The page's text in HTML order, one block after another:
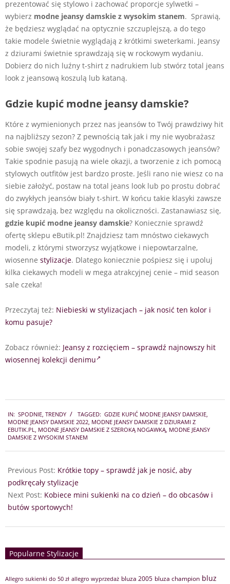
prezentować się stylowo i zachować proporcje sylwetki –
wybierz modne jeansy damskie z wysokim stanem. Sprawią,
że będziesz wyglądać na optycznie szczuplejszą, a do tego
takie modele świetnie wyglądają z krótkimi sweterkami. Jeansy
z dziurami świetnie sprawdzają się w rockowym wydaniu.
Dobierz do nich luźny t-shirt z nadrukiem lub stwórz total jeans
look z jeansową koszulą lub kataną.
Gdzie kupić modne jeansy damskie?
Które z wymienionych przez nas jeansów to Twój prawdziwy hit
na najbliższy sezon? Z pewnością tak jak i my nie wyobrażasz
sobie swojej szafy bez wygodnych i ponadczasowych jeansów?
Takie spodnie pasują na wiele okazji, a tworzenie z ich pomocą
stylowych outfitów jest bardzo proste. Jeśli rano nie wiesz co na
siebie założyć, postaw na total jeans look lub po prostu dobrać
do zwykłych jeansów biały t-shirt. W końcu takie klasyki zawsze
się sprawdzają, bez względu na okoliczności. Zastanawiasz się,
gdzie kupić modne jeansy damskie? Koniecznie sprawdź
ofertę sklepu eButik.pl! Znajdziesz tam mnóstwo ciekawych
modeli, z którymi stworzysz wyjątkowe i niepowtarzalne,
wiosenne stylizacje. Dlatego koniecznie pośpiesz się i upoluj
kilka ciekawych modeli w mega atrakcyjnej cenie – mid season
sale czeka!
Przeczytaj też: Niebieski w stylizacjach – jak nosić ten kolor i
komu pasuje?
Zobacz również: Jeansy z rozcięciem – sprawdź najnowszy hit
wiosennej kolekcji denimu
03-
23
IN: SPODNIE TRENDY TAGGED: GDZIE KUPIĆ MODNE JEANSY DAMSKIE
MODNE JEANSY DAMSKIE 2022 MODNE JEANSY DAMSKIE Z DZIURAMI Z
EBUTIK.PL
MODNE JEANSY DAMSKIE Z SZEROKĄ NOGAWKĄ MODNE JEANSY
DAMSKIE Z WYSOKIM STANEM
Previous Post: Krótkie topy – sprawdź jak je nosić, aby
podkręcały stylizacje
Next Post: Kobiece mini sukienki na co dzień – do obcasów i
butów sportowych!
Popularne Stylizacje
Allegro sukienki do 50 zł allegro wyprzedaż bluza 2005 bluza champion bluz